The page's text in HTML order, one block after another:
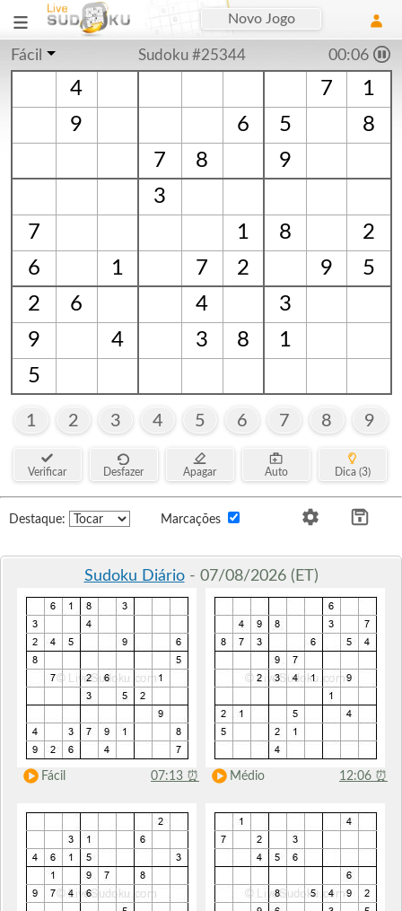
Novo Jogo
Fácil Sudoku #25344 00:06
4 7
1
9
6 5
8
7
8
9
3
7
1 8
2
6
1 7 2 9
5
2
6 4
3
9
4 3 8
1
5
1 2 3 4 5 6 7 8 9
Verificar Desfazer Apagar Auto Dica (3)
Destaque: Marcações
Sudoku Diário- 07/08/2026 (ET)
Fácil 07:13 ⏰ Médio 12:06 ⏰